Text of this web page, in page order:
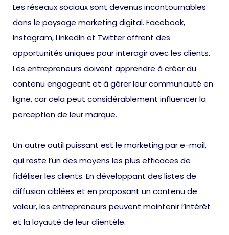
Les réseaux sociaux sont devenus incontournables
dans le paysage marketing digital. Facebook,
Instagram, LinkedIn et Twitter offrent des
opportunités uniques pour interagir avec les clients.
Les entrepreneurs doivent apprendre à créer du
contenu engageant et à gérer leur communauté en
ligne, car cela peut considérablement influencer la
perception de leur marque.
Un autre outil puissant est le marketing par e-mail,
qui reste l’un des moyens les plus efficaces de
fidéliser les clients. En développant des listes de
diffusion ciblées et en proposant un contenu de
valeur, les entrepreneurs peuvent maintenir l’intérêt
et la loyauté de leur clientèle.